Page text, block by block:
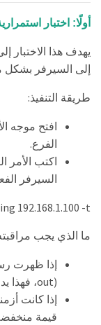
أولًا: اختبار
يهدف هذا الاختبار
إلى السيرفر
طريقة التنفيذ:
افتح موجه
الفرع.
اكتب الأمر
السيرفر
192.168.1.100 -t
ما الذي يجب
إذا ظهرت
out)، فهذا
إذا كانت
قيمة